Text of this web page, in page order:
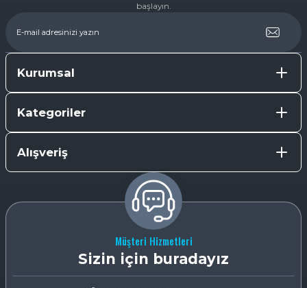
başlayın.
Kurumsal
Kategoriler
Alışveriş
Müşteri Hizmetleri
Sizin için buradayız